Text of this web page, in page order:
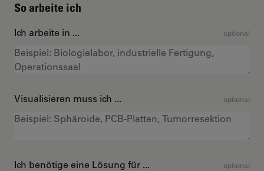
So arbeite ich
Ich arbeite in ... optional
Visualisieren muss ich ... optional
Ich benötige eine Lösung für ... optional